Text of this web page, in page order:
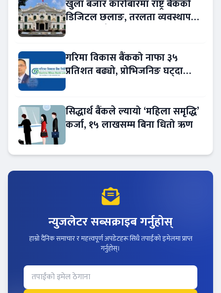
खुला बजार कारोबारमा राष्ट्र बैंकको
डिजिटल छलाङ, तरलता व्यवस्थापन
गरिमा विकास बैंकको नाफा ३५
प्रतिशत बढ्यो, प्रोभिजनिङ घट्दा
सिद्धार्थ बैंकले ल्यायो ‘महिला समृद्धि’
कर्जा, १५ लाखसम्म बिना धितो ऋण
न्युजलेटर सब्सक्राइब गर्नुहोस्
हाम्रो दैनिक समाचार र महत्त्वपूर्ण अपडेटहरू सिधै तपाईंको इमेलमा प्राप्त
गर्नुहोस्।